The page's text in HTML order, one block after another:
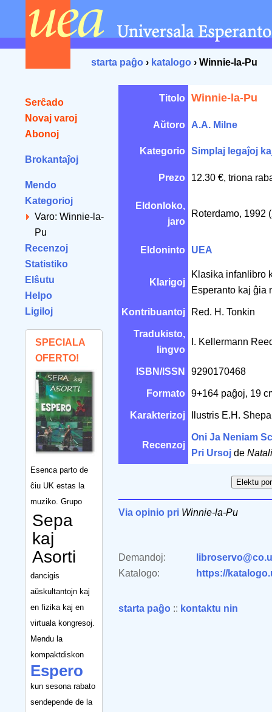
starta paĝo › katalogo › Winnie-la-Pu
Serĉado
Novaj varoj
Abonoj
Brokantaĵoj
Mendo
Kategorioj
Varo: Winnie-la-
Pu
Recenzoj
Statistiko
Elŝutu
Helpo
Ligiloj
SPECIALA
OFERTO!
Esenca parto de
ĉiu UK estas la
muziko. Grupo
Sepa
kaj
Asorti
dancigis
aŭskultantojn kaj
en fizika kaj en
virtuala kongresoj.
Mendu la
kompaktdiskon
Espero
kun sesona rabato
sendepende de la
Titolo Winnie-la-Pu
Aŭtoro A.A. Milne
Kategorio Simplaj legaĵoj
Prezo 12.30 €, triona
Eldonloko,
jaro
Roterdamo, 1992
Eldoninto UEA
Klarigoj
Klasika infanlibro
Esperanto kaj ĝia
Kontribuantoj Red. H. Tonkin
Tradukisto,
lingvo
I. Kellermann
ISBN/ISSN 9290170468
Formato 9+164 paĝoj, 19
Karakterizoj Ilustris E.H.
Recenzoj
Oni Ja Neniam
Pri Ursoj de
Via opinio pri Winnie-la-Pu
Demandoj:
Katalogo:
https://
starta paĝo :: kontaktu nin